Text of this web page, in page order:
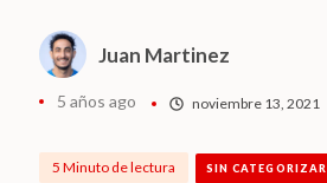
Juan Martinez
5 años ago noviembre 13, 2021
5 Minuto de lectura SIN CATEGORIZAR